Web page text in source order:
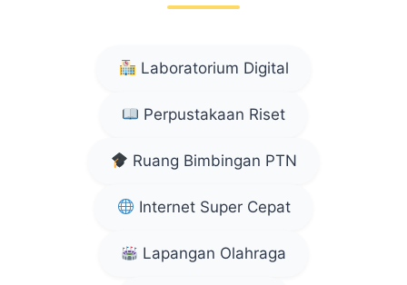
Laboratorium Digital
Perpustakaan Riset
Ruang Bimbingan PTN
Internet Super Cepat
Lapangan Olahraga